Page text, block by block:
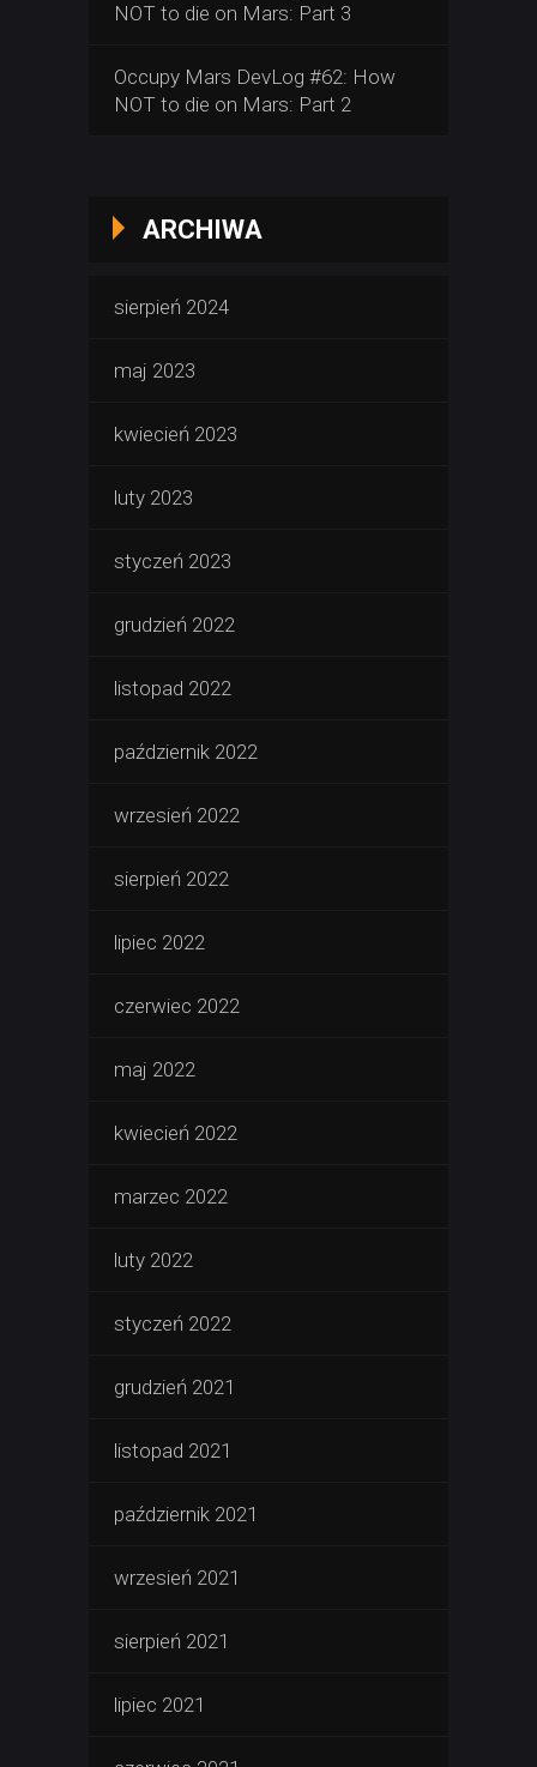
NOT to die on Mars: Part 3
Occupy Mars DevLog #62: How
NOT to die on Mars: Part 2
ARCHIWA
sierpień 2024
maj 2023
kwiecień 2023
luty 2023
styczeń 2023
grudzień 2022
listopad 2022
październik 2022
wrzesień 2022
sierpień 2022
lipiec 2022
czerwiec 2022
maj 2022
kwiecień 2022
marzec 2022
luty 2022
styczeń 2022
grudzień 2021
listopad 2021
październik 2021
wrzesień 2021
sierpień 2021
lipiec 2021